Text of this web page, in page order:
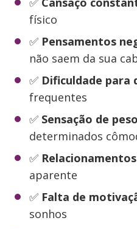
físico
✅ Pensamentos
não saem da sua
✅ Dificuldade para
frequentes
✅ Sensação de peso
determinados
✅
aparente
✅ Falta de
sonhos